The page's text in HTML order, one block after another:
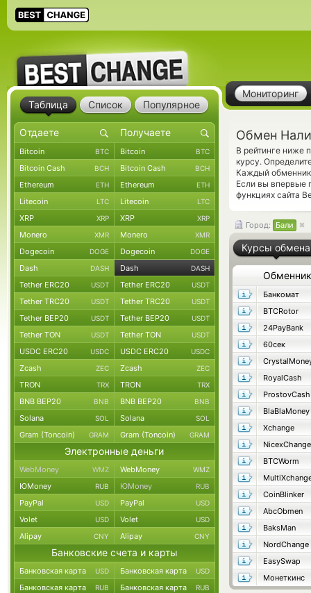
Мониторинг
Обмен
В рейтинге ниже
курсу.
Каждый
Если вы впервые
функциях сайта
Город: Бали
Курсы обмена
Обменник
Банкомат
BTCRotor
24PayBank
60сек
RoyalCash
ProstovCash
BlaBlaMoney
Xchange
BTCWorm
CoinBlinker
AbcObmen
BaksMan
NordChange
EasySwap
Монеткинс
Таблица Список Популярное
Bitcoin BTC Bitcoin BTC
Bitcoin Cash BCH Bitcoin Cash BCH
Ethereum ETH Ethereum ETH
Litecoin LTC Litecoin LTC
XRP XRP XRP XRP
Monero XMR Monero XMR
Dogecoin DOGE Dogecoin DOGE
Dash DASH Dash DASH
Tether ERC20 USDT Tether ERC20 USDT
Tether TRC20 USDT Tether TRC20 USDT
Tether BEP20 USDT Tether BEP20 USDT
Tether TON USDT Tether TON USDT
USDC ERC20 USDC USDC ERC20 USDC
Zcash ZEC Zcash ZEC
TRON TRX TRON TRX
BNB BEP20 BNB BNB BEP20 BNB
Solana SOL Solana SOL
Gram (Toncoin) GRAM Gram (Toncoin) GRAM
Электронные деньги
WebMoney WMZ WebMoney WMZ
ЮMoney RUB ЮMoney RUB
PayPal USD PayPal USD
Volet USD Volet USD
Alipay CNY Alipay CNY
Банковские счета и карты
Банковская карта USD Банковская карта USD
Банковская карта RUB Банковская карта RUB